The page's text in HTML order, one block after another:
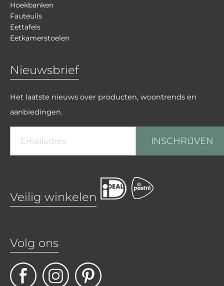
Hoekbanken
Fauteuils
Eettafels
Eetkamerstoelen
Nieuwsbrief
Het laatste nieuws over producten, woontrends en
aanbiedingen.
INSCHRIJVEN
Veilig winkelen
Volg ons